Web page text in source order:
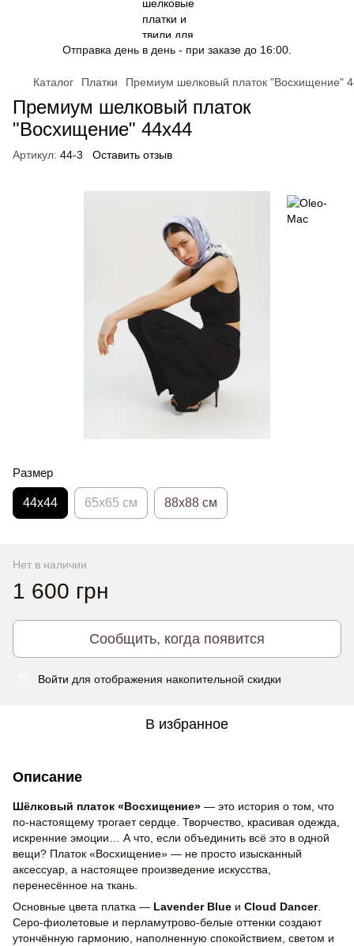
Отправка день в день - при заказе до 16:00.
Каталог Платки Премиум шелковый платок "Восхищение"
Премиум шелковый платок
"Восхищение" 44х44
Артикул: 44-3 Оставить отзыв
Размер
44х44 65x65 см 88x88 см
Нет в наличии
1 600 грн
Сообщить, когда появится
Войти для отображения накопительной скидки
В избранное
Описание
Шёлковый платок «Восхищение» — это история о том, что
по-настоящему трогает сердце. Творчество, красивая одежда,
искренние эмоции… А что, если объединить всё это в одной
вещи? Платок «Восхищение» — не просто изысканный
аксессуар, а настоящее произведение искусства,
перенесённое на ткань.
Основные цвета платка — Lavender Blue и Cloud Dancer.
Серо-фиолетовые и перламутрово-белые оттенки создают
утончённую гармонию, наполненную спокойствием, светом и